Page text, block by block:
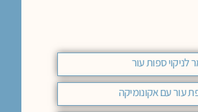
לניקוי ספות עור
עור עם אקונומיקה